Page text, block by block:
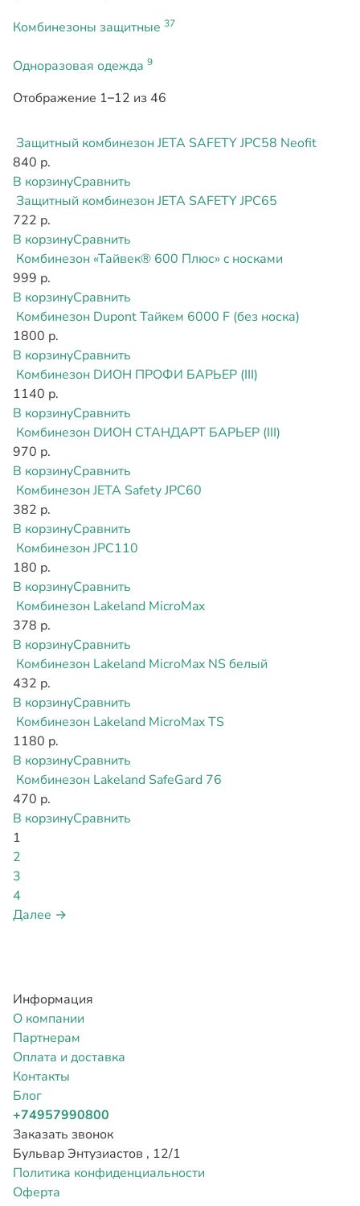
Комбинезоны защитные 37
Одноразовая одежда 9
Отображение 1–12 из 46
Защитный комбинезон JETA SAFETY JPC58 Neofit
840 р.
В корзинуСравнить
Защитный комбинезон JETA SAFETY JPC65
722 р.
В корзинуСравнить
Комбинезон «Тайвек® 600 Плюс» c носками
999 р.
В корзинуСравнить
Комбинезон Dupont Тайкем 6000 F (без носка)
1800 р.
В корзинуСравнить
Комбинезон DИОН ПРОФИ БАРЬЕР (III)
1140 р.
В корзинуСравнить
Комбинезон DИОН СТАНДАРТ БАРЬЕР (III)
970 р.
В корзинуСравнить
Комбинезон JETA Safety JPC60
382 р.
В корзинуСравнить
Комбинезон JPC110
180 р.
В корзинуСравнить
Комбинезон Lakeland MicroMax
378 р.
В корзинуСравнить
Комбинезон Lakeland MicroMax NS белый
432 р.
В корзинуСравнить
Комбинезон Lakeland MicroMax TS
1180 р.
В корзинуСравнить
Комбинезон Lakeland SafeGard 76
470 р.
В корзинуСравнить
1
2
3
4
Далее →
Информация
О компании
Партнерам
Оплата и доставка
Контакты
Блог
+74957990800
Заказать звонок
Бульвар Энтузиастов , 12/1
Политика конфиденциальности
Оферта